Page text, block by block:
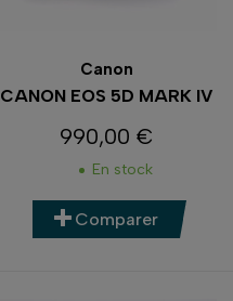
Canon
CANON EOS 5D MARK IV
Prix
990,00 €
En stock
Comparer